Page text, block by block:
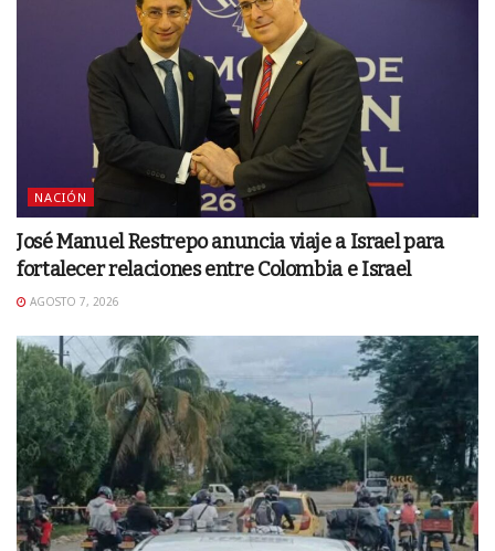
NACIÓN
José Manuel Restrepo anuncia viaje a Israel para
fortalecer relaciones entre Colombia e Israel
AGOSTO 7, 2026